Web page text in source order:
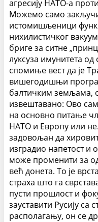
агресију НАТО-а
Можемо само
истомишљеници
нихилистичког
бриге за ситне
луксуза имунитета од
спомиње вест да је
вишегодишњи
балтичким земљама,
извештавано: Ово
на основно питање
НАТО и Европу или
задовољан да
изградио напетост и
може променити за
већ донета. То је
страха што га
пусти прошлост и
зауставити Русију са
располагању, он се